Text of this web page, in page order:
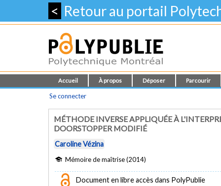
< Retour au portail
Accueil À propos Déposer Parcourir
Se connecter
MÉTHODE INVERSE APPLIQUÉE À
DOORSTOPPER MODIFIÉ
Caroline Vézina
Mémoire de maîtrise (2014)
Document en libre accès dans PolyPublie